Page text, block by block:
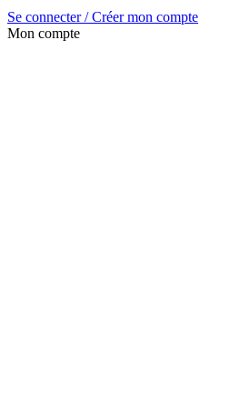
Se connecter / Créer mon compte
Mon compte